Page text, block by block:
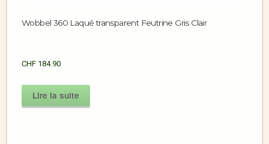
Wobbel 360 Laqué transparent Feutrine Gris Clair
CHF 184.90
Lire la suite